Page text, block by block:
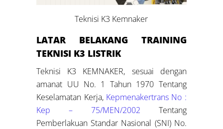
Teknisi K3 Kemnaker
LATAR BELAKANG
TRAINING
TEKNISI K3 LISTRIK
Teknisi K3 KEMNAKER, sesuai dengan
amanat UU No. 1 Tahun 1970 Tentang
Keselamatan Kerja, Kepmenakertrans No :
Kep – 75/MEN/2002 Tentang
Pemberlakuan Standar Nasional (SNI) No.